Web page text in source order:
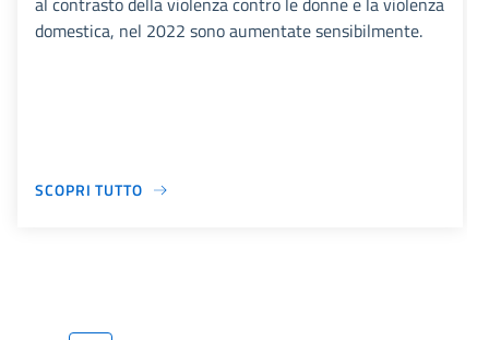
domestica, nel 2022 sono aumentate sensibilmente.
SCOPRI TUTTO